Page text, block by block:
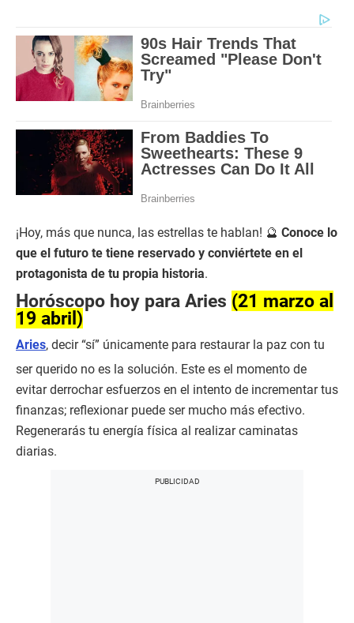
¡Hoy, más que nunca, las estrellas te hablan! 🔮 Conoce lo
que el futuro te tiene reservado y conviértete en el
protagonista de tu propia historia.
Horóscopo hoy para Aries (21 marzo al
19 abril)
Aries, decir “sí” únicamente para restaurar la paz con tu
ser querido no es la solución. Este es el momento de
evitar derrochar esfuerzos en el intento de incrementar tus
finanzas; reflexionar puede ser mucho más efectivo.
Regenerarás tu energía física al realizar caminatas
diarias.